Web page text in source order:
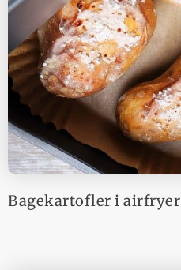
Bagekartofler i airfryer